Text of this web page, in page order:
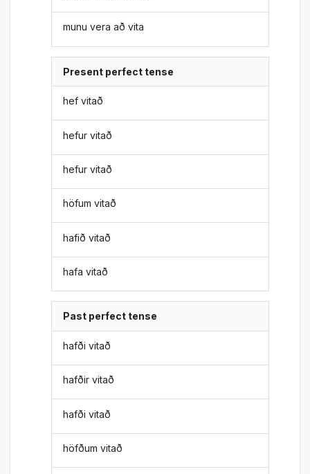
munu vera að vita
Present perfect tense
hef vitað
hefur vitað
hefur vitað
höfum vitað
hafið vitað
hafa vitað
Past perfect tense
hafði vitað
hafðir vitað
hafði vitað
höfðum vitað